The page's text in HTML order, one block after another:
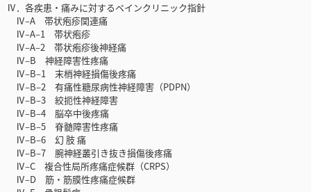
Ⅳ．各疾患・痛みに対するペインクリニック指針
Ⅳ‒A 帯状疱疹関連痛
Ⅳ‒A‒1 帯状疱疹
Ⅳ‒A‒2 帯状疱疹後神経痛
Ⅳ‒B 神経障害性疼痛
Ⅳ‒B‒1 末梢神経損傷後疼痛
Ⅳ‒B‒2 有痛性糖尿病性神経障害（PDPN）
Ⅳ‒B‒3 絞扼性神経障害
Ⅳ‒B‒4 脳卒中後疼痛
Ⅳ‒B‒5 脊髄障害性疼痛
Ⅳ‒B‒6 幻 肢 痛
Ⅳ‒B‒7 腕神経叢引き抜き損傷後疼痛
Ⅳ‒C 複合性局所疼痛症候群（CRPS）
Ⅳ‒D 筋・筋膜性疼痛症候群